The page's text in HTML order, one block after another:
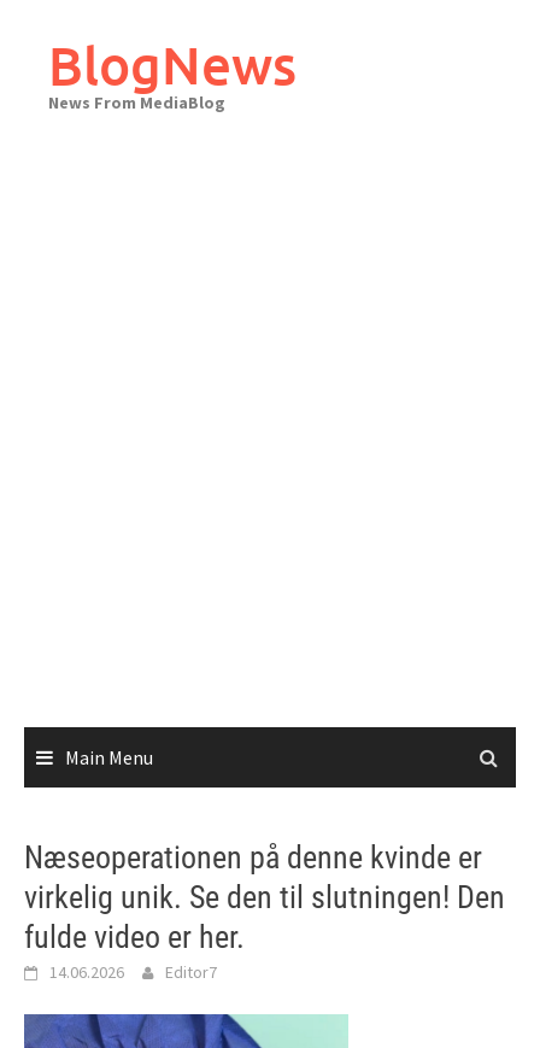
contentBlogNews
News From MediaBlog
Main Menu
Næseoperationen på denne kvinde er
virkelig unik. Se den til slutningen! Den
fulde video er her.
14.06.2026 Editor7